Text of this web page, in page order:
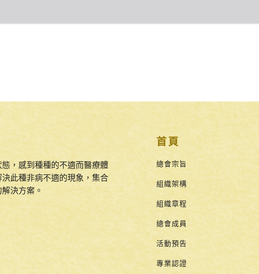
，感到種種的不適而醫療體
此種非病不適的現象，集合
決方案。
首頁
總會宗旨
組織架構
組織章程
總會成員
活動預告
專業認證